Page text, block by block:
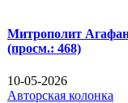
Митрополит
(просм.: 468)
10-05-2026
Авторская колонка